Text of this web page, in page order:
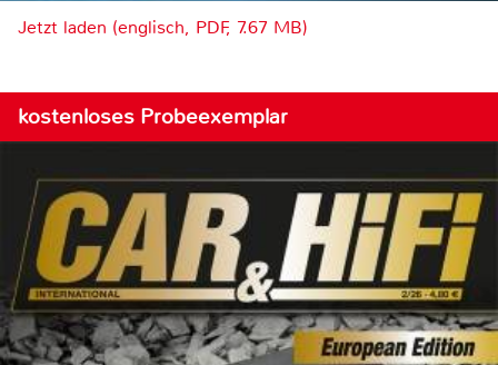
Jetzt laden (englisch, PDF, 7.67 MB)
kostenloses Probeexemplar